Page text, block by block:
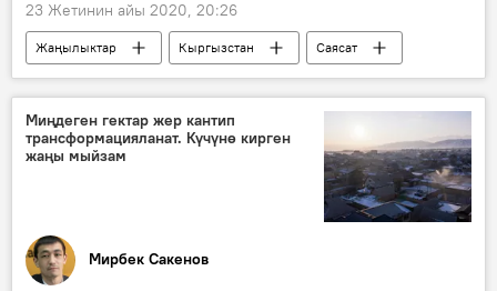
23 Жетинин айы 2020, 20:26
Жаңылыктар Кыргызстан
Саясат
Талант Мамытов
Улуттук энергохолдинг
Миңдеген гектар жер кантип
трансформацияланат. Күчүнө кирген
жаңы мыйзам
Мирбек Сакенов